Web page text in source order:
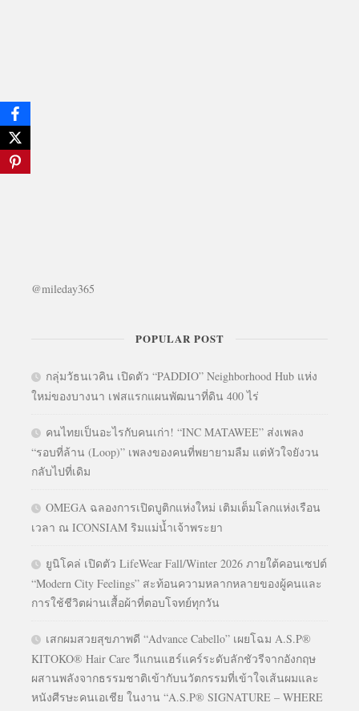
@mileday365
POPULAR POST
กลุ่มวัธนเวคิน เปิดตัว “PADDIO” Neighborhood Hub แห่ง
ใหม่ของบางนา เฟสแรกแผนพัฒนาที่ดิน 400 ไร่
คนไทยเป็นอะไรกับคนเก่า! “INC MATAWEE” ส่งเพลง
“รอบที่ล้าน (Loop)” เพลงของคนที่พยายามลืม แต่หัวใจยังวน
กลับไปที่เดิม
OMEGA ฉลองการเปิดบูติกแห่งใหม่ เติมเต็มโลกแห่งเรือน
เวลา ณ ICONSIAM ริมแม่น้ำเจ้าพระยา
ยูนิโคล่ เปิดตัว LifeWear Fall/Winter 2026 ภายใต้คอนเซปต์
“Modern City Feelings” สะท้อนความหลากหลายของผู้คนและ
การใช้ชีวิตผ่านเสื้อผ้าที่ตอบโจทย์ทุกวัน
เสกผมสวยสุขภาพดี “Advance Cabello” เผยโฉม A.S.P®
KITOKO® Hair Care วีแกนแฮร์แคร์ระดับลักชัวรีจากอังกฤษ
ผสานพลังจากธรรมชาติเข้ากับนวัตกรรมที่เข้าใจเส้นผมและ
หนังศีรษะคนเอเชีย ในงาน “A.S.P® SIGNATURE – WHERE